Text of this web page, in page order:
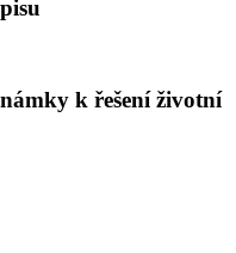
k řešení životní